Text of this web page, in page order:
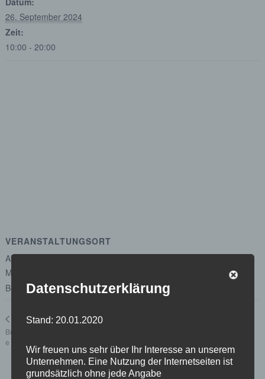
26. September 2024
Zeit:
10:00 - 20:00
VERANSTALTUNGSORT
Abgeordnetenhaus von Berlin
Margot-Friedländer-Platz
Berlin
, Berlin 10117 Google Karte anzeigen
Bürger*innensprechstund
e
Unterausschuss Beteiligungsmanagement und -
Datenschutzerklärung
Stand: 20.01.2020
Wir freuen uns sehr über Ihr Interesse an unserem
Unternehmen. Eine Nutzung der Internetseiten ist
grundsätzlich ohne jede Angabe